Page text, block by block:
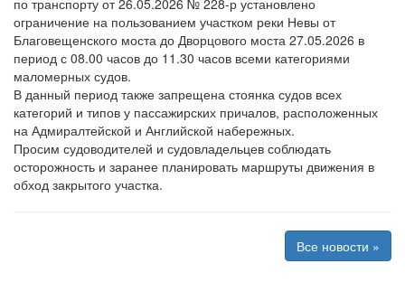
по транспорту от 26.05.2026 № 228-р установлено
ограничение на пользованием участком реки Невы от
Благовещенского моста до Дворцового моста 27.05.2026 в
период с 08.00 часов до 11.30 часов всеми категориями
маломерных судов.
В данный период также запрещена стоянка судов всех
категорий и типов у пассажирских причалов, расположенных
на Адмиралтейской и Английской набережных.
Просим судоводителей и судовладельцев соблюдать
осторожность и заранее планировать маршруты движения в
обход закрытого участка.
Все новости »